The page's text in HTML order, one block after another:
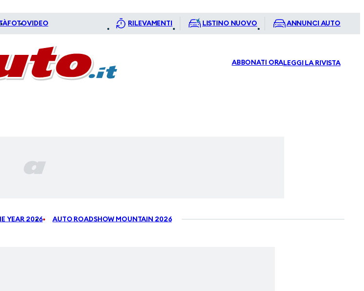
FOTOVIDEO RILEVAMENTI LISTINO NUOVO ANNUNCI AUTO
ABBONATI ORALEGGI LA RIVISTA
YEAR 2026 AUTO ROADSHOW MOUNTAIN 2026